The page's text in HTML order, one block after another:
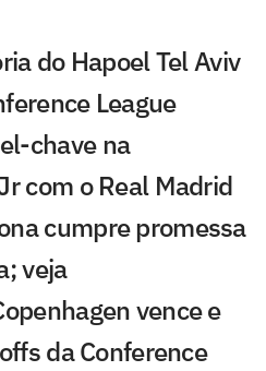
do Hapoel Tel Aviv
League
chave na
com o Real Madrid
cumpre promessa
veja
vence e
da Conference